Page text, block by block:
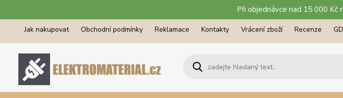
Při objednávce nad 15 000 Kč
Jak nakupovat Obchodní podmínky Reklamace Kontakty Vrácení zboží Recenze